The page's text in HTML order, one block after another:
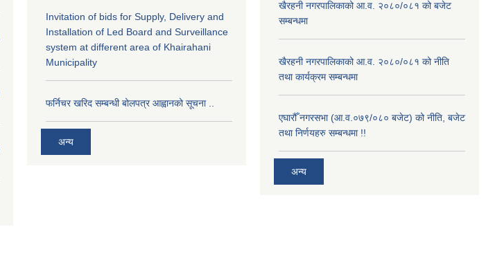
Invitation of bids for Supply, Delivery and
Installation of Led Board and Surveillance
system at different area of Khairahani
Municipality
फर्निचर खरिद सम्बन्धी बोलपत्र आह्वानको सूचना ..
अन्य
खैरहनी नगरपालिकाको आ.व. २०८०/०८१ को बजेट
सम्बन्धमा
खैरहनी नगरपालिकाको आ.व. २०८०/०८१ को नीति
तथा कार्यक्रम सम्बन्धमा
एघारौँ नगरसभा (आ.व.०७९/०८० बजेट) को नीति, बजेट
तथा निर्णयहरु सम्बन्धमा !!
अन्य